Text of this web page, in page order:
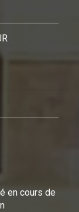
en cours de